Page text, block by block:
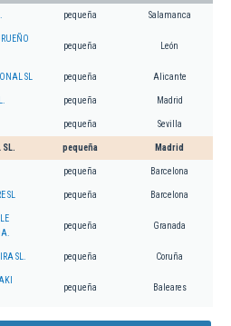
pequeña Salamanca
pequeña León
SL pequeña Alicante
pequeña Madrid
pequeña Sevilla
SL. pequeña Madrid
pequeña Barcelona
SL pequeña Barcelona
pequeña Granada
SL. pequeña Coruña
pequeña Baleares